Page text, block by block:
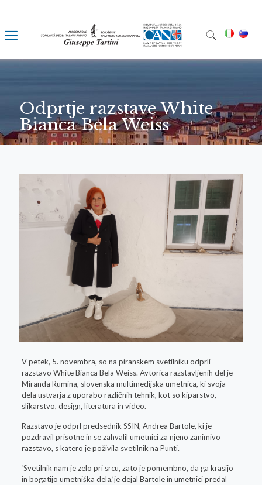
Odprtje razstave White
Bianca Bela Weiss
V petek, 5. novembra, so na piranskem svetilniku odprli
razstavo White Bianca Bela Weiss. Avtorica razstavljenih del je
Miranda Rumina, slovenska multimedijska umetnica, ki svoja
dela ustvarja z uporabo različnih tehnik, kot so kiparstvo,
slikarstvo, design, literatura in video.
Razstavo je odprl predsednik SSIN, Andrea Bartole, ki je
pozdravil prisotne in se zahvalil umetnici za njeno zanimivo
razstavo, s katero je poživila svetilnik na Punti.
‘Svetilnik nam je zelo pri srcu, zato je pomembno, da ga krasijo
in bogatijo umetniška dela,’je dejal Bartole in umetnici predal